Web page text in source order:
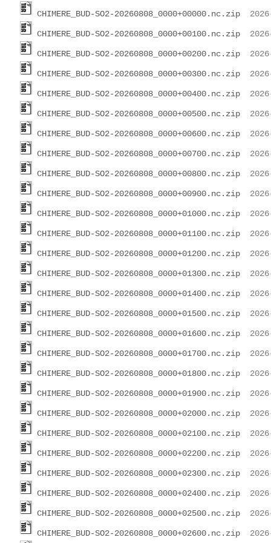
CHIMERE_BUD-SO2-20260808_0000+00000.nc.zip
CHIMERE_BUD-SO2-20260808_0000+00100.nc.zip
CHIMERE_BUD-SO2-20260808_0000+00200.nc.zip
CHIMERE_BUD-SO2-20260808_0000+00300.nc.zip
CHIMERE_BUD-SO2-20260808_0000+00400.nc.zip
CHIMERE_BUD-SO2-20260808_0000+00500.nc.zip
CHIMERE_BUD-SO2-20260808_0000+00600.nc.zip
CHIMERE_BUD-SO2-20260808_0000+00700.nc.zip
CHIMERE_BUD-SO2-20260808_0000+00800.nc.zip
CHIMERE_BUD-SO2-20260808_0000+00900.nc.zip
CHIMERE_BUD-SO2-20260808_0000+01000.nc.zip
CHIMERE_BUD-SO2-20260808_0000+01100.nc.zip
CHIMERE_BUD-SO2-20260808_0000+01200.nc.zip
CHIMERE_BUD-SO2-20260808_0000+01300.nc.zip
CHIMERE_BUD-SO2-20260808_0000+01400.nc.zip
CHIMERE_BUD-SO2-20260808_0000+01500.nc.zip
CHIMERE_BUD-SO2-20260808_0000+01600.nc.zip
CHIMERE_BUD-SO2-20260808_0000+01700.nc.zip
CHIMERE_BUD-SO2-20260808_0000+01800.nc.zip
CHIMERE_BUD-SO2-20260808_0000+01900.nc.zip
CHIMERE_BUD-SO2-20260808_0000+02000.nc.zip
CHIMERE_BUD-SO2-20260808_0000+02100.nc.zip
CHIMERE_BUD-SO2-20260808_0000+02200.nc.zip
CHIMERE_BUD-SO2-20260808_0000+02300.nc.zip
CHIMERE_BUD-SO2-20260808_0000+02400.nc.zip
CHIMERE_BUD-SO2-20260808_0000+02500.nc.zip
CHIMERE_BUD-SO2-20260808_0000+02600.nc.zip